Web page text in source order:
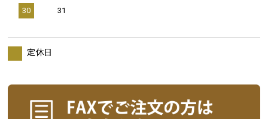
30 31
定休日